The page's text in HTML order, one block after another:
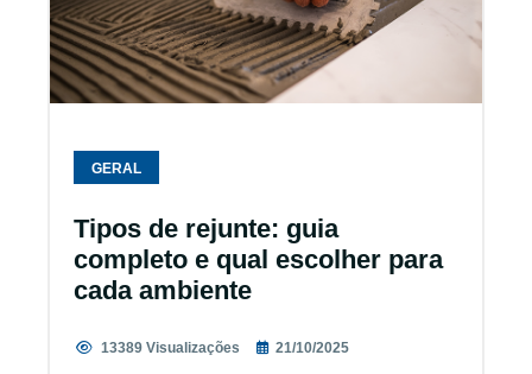
GERAL
Tipos de rejunte: guia
completo e qual escolher para
cada ambiente
13389 Visualizações 21/10/2025